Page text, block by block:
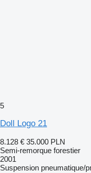
5
Doll Logo 21
8.128 € 35.000 PLN
Semi-remorque forestier
2001
Suspension pneumatique/